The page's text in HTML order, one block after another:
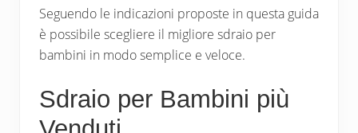
Seguendo le indicazioni proposte in questa guida
è possibile scegliere il migliore sdraio per
bambini in modo semplice e veloce.
Sdraio per Bambini più